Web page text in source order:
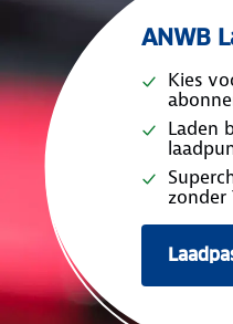
ANWB
Kies
Laden
zonder